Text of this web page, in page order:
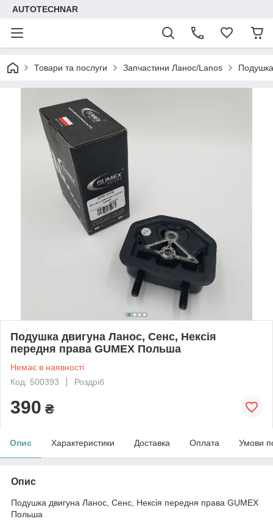
AUTOTECHNAR
Товари та послуги Запчастини Ланос/Lanos
Подушка двигуна Ланос, Сенс, Нексія
передня права GUMEX Польша
Немає в наявності
Код: 500393
Роздріб
390 ₴
Опис Характеристики Доставка Оплата Умови
Опис
Подушка двигуна Ланос, Сенс, Нексія передня права GUMEX
Польша